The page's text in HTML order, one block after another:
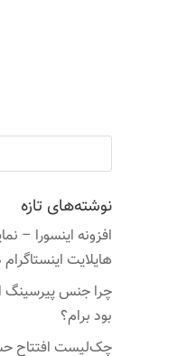
نوشته‌های تازه
افزونه اینسورا –
هایلایت
چرا جنس پیرسینگ
بود برام؟
چک‌لیست افتتاح